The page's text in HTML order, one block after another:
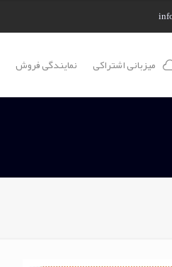
میزبانی اشتراکی نمایندگی فروش